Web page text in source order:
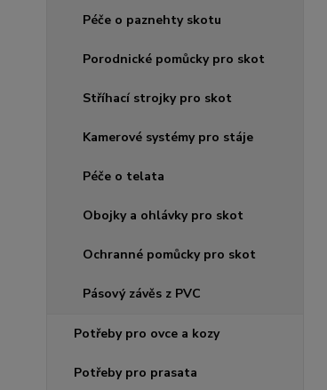
Péče o paznehty skotu
Porodnické pomůcky pro skot
Stříhací strojky pro skot
Kamerové systémy pro stáje
Péče o telata
Obojky a ohlávky pro skot
Ochranné pomůcky pro skot
Pásový závěs z PVC
Potřeby pro ovce a kozy
Potřeby pro prasata